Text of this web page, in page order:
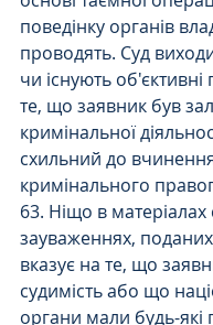
поведінку органів
проводять. Суд
чи існують об'єктивні
те, що заявник був
кримінальної
схильний до
кримінального
63. Ніщо в
зауваженнях,
вказує на те, що
судимість або що
органи мали будь-які